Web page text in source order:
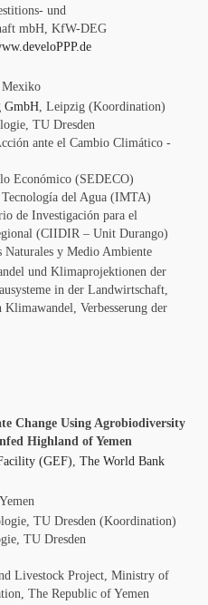
und
mbH, KfW-DEG
Mexiko
GmbH, Leipzig (Koordination)
TU Dresden
ante el Cambio Climático -
Económico (SEDECO)
del Agua (IMTA)
de Investigación para el
(CIIDIR – Unit Durango)
Naturales y Medio Ambiente
und Klimaprojektionen der
in der Landwirtschaft,
Klimawandel, Verbesserung der
Change Using Agrobiodiversity
Highland of Yemen
(GEF), The World Bank
TU Dresden (Koordination)
TU Dresden
Livestock Project, Ministry of
The Republic of Yemen